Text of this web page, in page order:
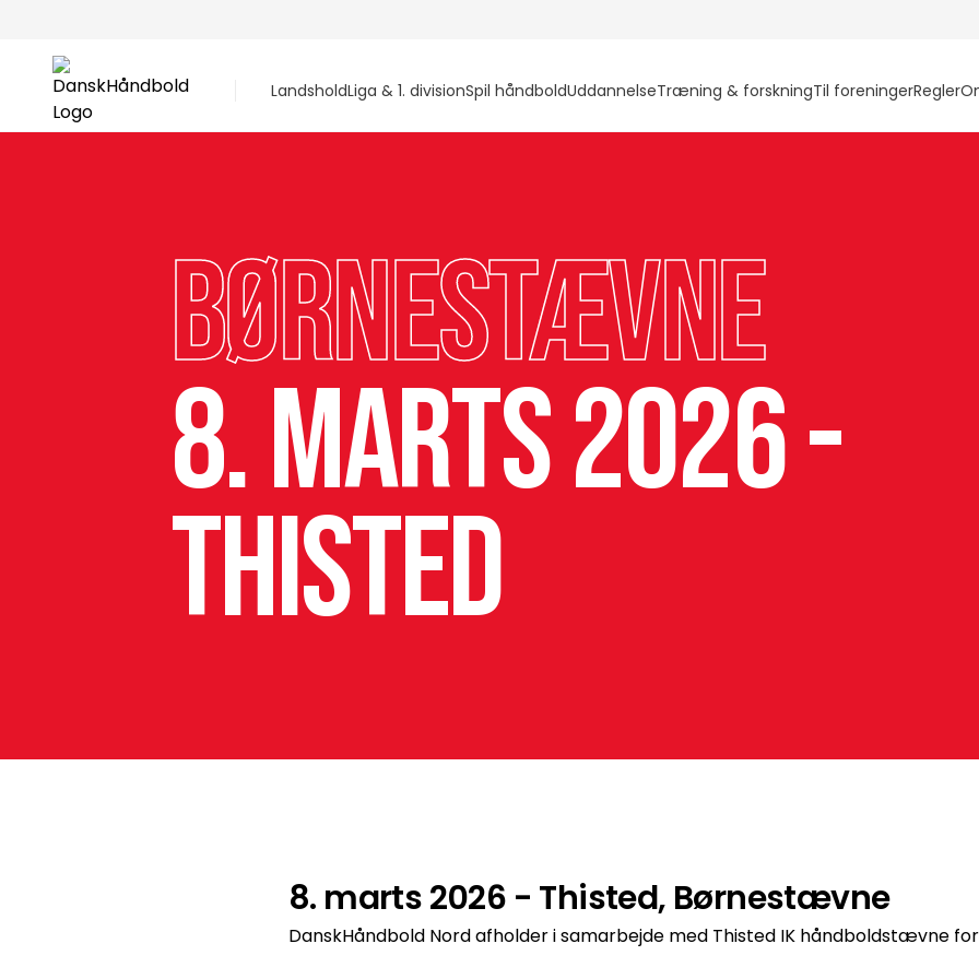
LandsholdLiga & 1. divisionSpil håndboldUddannelseTræning & forskningTil foreningerRegler
Børnestævne
8. marts 2026 -
Thisted
8. marts 2026 - Thisted, Børnestævne
DanskHåndbold Nord afholder i samarbejde med Thisted IK håndboldstævne